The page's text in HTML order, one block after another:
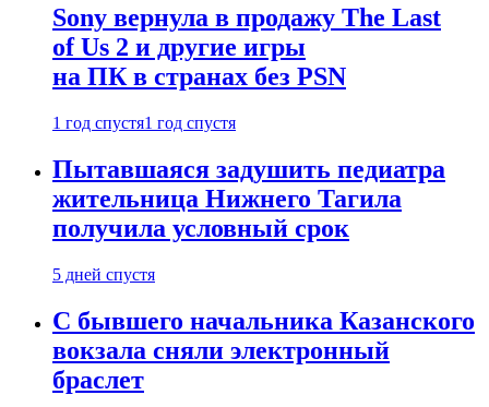
Sony вернула в продажу The Last
of Us 2 и другие игры
на ПК в странах без PSN
1 год спустя1 год спустя
Пытавшаяся задушить педиатра
жительница Нижнего Тагила
получила условный срок
5 дней спустя
С бывшего начальника Казанского
вокзала сняли электронный
браслет